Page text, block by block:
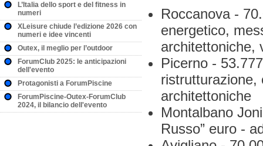
L’Italia dello sport e del fitness in
numeri
XLeisure chiude l’edizione 2026 con
numeri e idee vincenti
Outex, il meglio per l’outdoor
ForumClub 2025: le anticipazioni
dell'evento
Protagonisti a ForumPiscine
ForumPiscine-Outex-ForumClub
2024, il bilancio dell'evento
Roccanova -
energetico,
architettoniche,
Picerno -
ristrutturazione,
architettoniche
Montalbano
Russo” euro -